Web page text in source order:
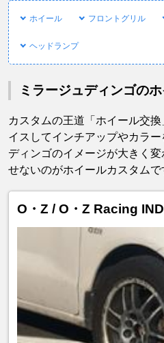
ホイール フロントグリル
ヘッドランプ
ミラージュディンゴの
カスタムの王道「ホイール交
イスしてインチアップやカラ
ディンゴのイメージが大きく
せないのがホイールカスタムで
O・Z / O・Z Racing